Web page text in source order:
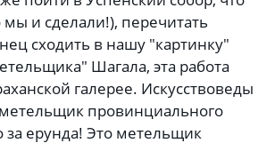
и сделали!), перечитать
сходить в нашу "картинку"
Шагала, эта работа
галерее. Искусствоведы
провинциального
за ерунда! Это метельщик